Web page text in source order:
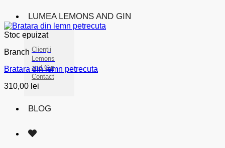
LUMEA LEMONS AND GIN
Clienții
Lemons
and Gin
Contact
BLOG
Stoc epuizat
Branch
Bratara din lemn petrecuta
310,00 lei